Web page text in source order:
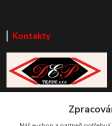
Kontakty
+420 777 085 857